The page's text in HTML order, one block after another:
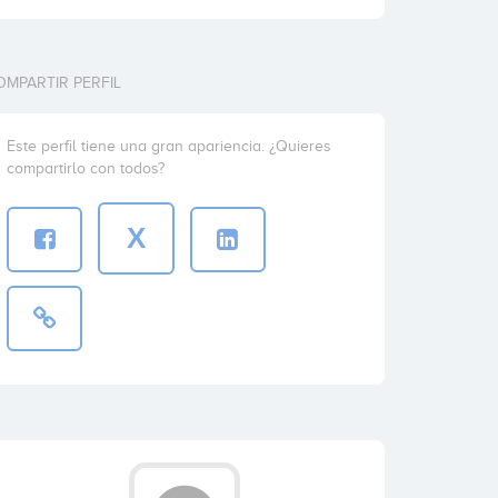
PERFIL
Este perfil tiene una gran apariencia. ¿Quieres
compartirlo con todos?
X